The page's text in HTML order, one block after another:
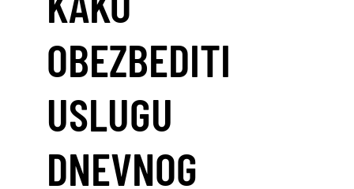
OBEZBEDITI
USLUGU
DNEVNOG